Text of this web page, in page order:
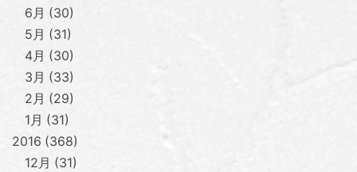
6月
30
5月
31
4月
30
3月
33
2月
29
1月
31
2016 368
12月
31